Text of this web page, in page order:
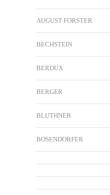
AUGUST FORSTER
BECHSTEIN
BERDUX
BERGER
BLUTHNER
BOSENDORFER